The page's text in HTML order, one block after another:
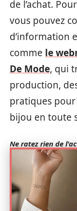
de l’achat.
vous pouvez
d’information
comme le
De Mode, qui
production,
pratiques
bijou en toute
Ne ratez rien de